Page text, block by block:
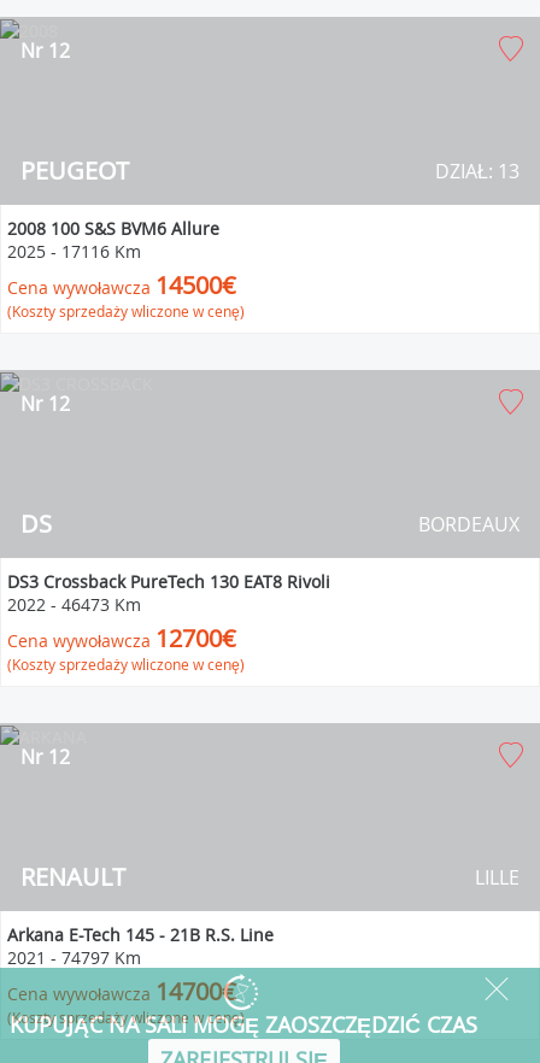
PEUGEOT
Nr 12
DZIAŁ: 13
2008 100 S&S BVM6 Allure
2025 - 17116 Km
Cena wywoławcza 14500€
(Koszty sprzedaży wliczone w cenę)
DS
Nr 12
BORDEAUX
DS3 Crossback PureTech 130 EAT8 Rivoli
2022 - 46473 Km
Cena wywoławcza 12700€
(Koszty sprzedaży wliczone w cenę)
RENAULT
Nr 12
LILLE
Arkana E-Tech 145 - 21B R.S. Line
2021 - 74797 Km
Cena wywoławcza 14700€
(Koszty sprzedaży wliczone w cenę)